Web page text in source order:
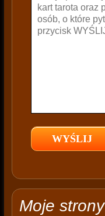
e
e
p
y
Moje strony